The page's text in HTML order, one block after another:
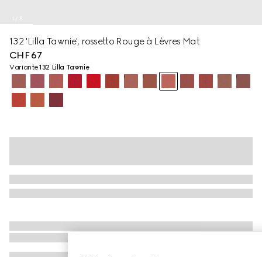
132 'Lilla Tawnie', rossetto Rouge à Lèvres Mat
CHF 67
Variante132 Lilla Tawnie